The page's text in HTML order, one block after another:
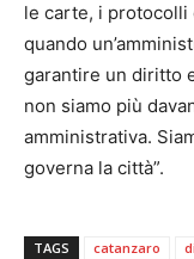
le carte, i protocolli
quando
garantire un diritto
non siamo più
amministrativa.
governa la città”.
TAGS catanzaro